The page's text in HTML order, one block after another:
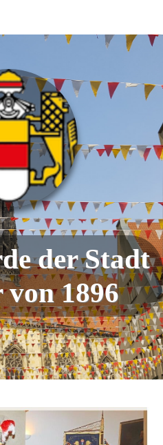
der Stadt
1896